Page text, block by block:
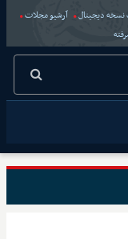
نسخه دیجیتال
آرشیو مجلات